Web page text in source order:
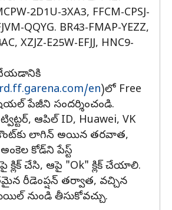
2D1U-3XA3, FFCM-CPSJ-
QQYG. BR43-FMAP-YEZZ,
XZJZ-E25W-EFJJ, HNC9-
en)లో Free
పేజీని సందర్శించండి.
ఆపిల్ ID, Huawei, VK
లాగిన్ అయిన తరవాత,
కోడ్‌ని పేస్ట్
క్లిక్ చేసి, ఆపై "Ok" క్లిక్ చేయాలి.
రీడెంప్షన్ తర్వాత, వచ్చిన
నుండి తీసుకోవచ్చు.